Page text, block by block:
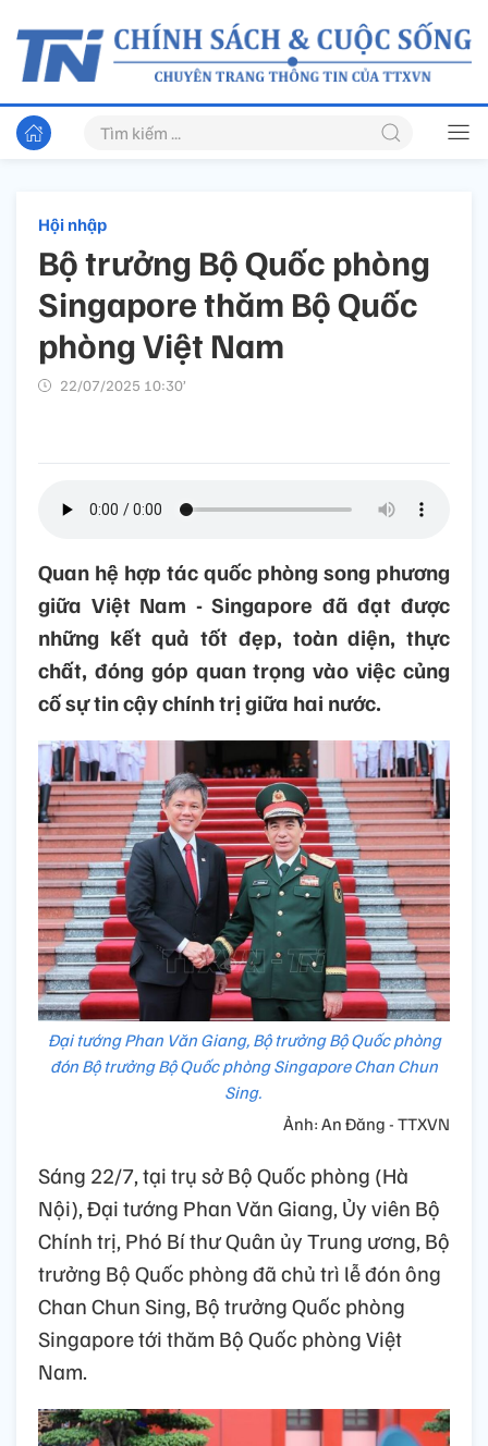
Hội nhập
Bộ trưởng Bộ Quốc phòng
Singapore thăm Bộ Quốc
phòng Việt Nam
22/07/2025 10:30’
Quan hệ hợp tác quốc phòng song phương
giữa Việt Nam - Singapore đã đạt được
những kết quả tốt đẹp, toàn diện, thực
chất, đóng góp quan trọng vào việc củng
cố sự tin cậy chính trị giữa hai nước.
Đại tướng Phan Văn Giang, Bộ trưởng Bộ Quốc phòng
đón Bộ trưởng Bộ Quốc phòng Singapore Chan Chun
Sing.
Ảnh: An Đăng - TTXVN
Sáng 22/7, tại trụ sở Bộ Quốc phòng (Hà
Nội), Đại tướng Phan Văn Giang, Ủy viên Bộ
Chính trị, Phó Bí thư Quân ủy Trung ương, Bộ
trưởng Bộ Quốc phòng đã chủ trì lễ đón ông
Chan Chun Sing, Bộ trưởng Quốc phòng
Singapore tới thăm Bộ Quốc phòng Việt
Nam.